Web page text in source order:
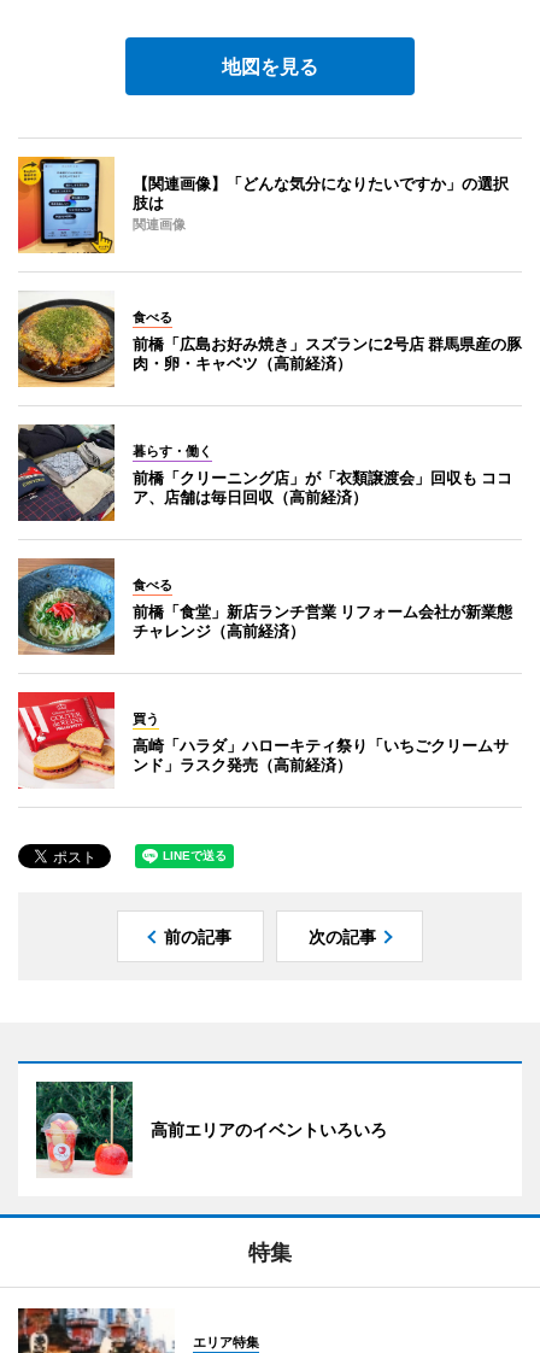
地図を見る
【関連画像】「どんな気分になりたいですか」の選択
肢は
関連画像
食べる
前橋「広島お好み焼き」スズランに2号店 群馬県産の豚
肉・卵・キャベツ（高前経済）
暮らす・働く
前橋「クリーニング店」が「衣類譲渡会」回収も ココ
ア、店舗は毎日回収（高前経済）
食べる
前橋「食堂」新店ランチ営業 リフォーム会社が新業態
チャレンジ（高前経済）
買う
高崎「ハラダ」ハローキティ祭り「いちごクリームサ
ンド」ラスク発売（高前経済）
前の記事 次の記事
高前エリアのイベントいろいろ
特集
エリア特集